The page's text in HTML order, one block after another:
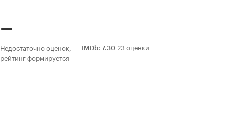
–
Недостаточно оценок,
рейтинг формируется
IMDb: 7.30 23 оценки